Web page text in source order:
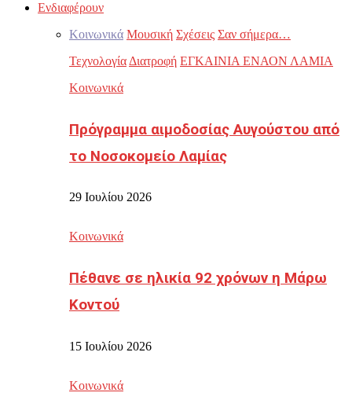
Ενδιαφέρουν
Κοινωνικά Μουσική Σχέσεις Σαν σήμερα…
Τεχνολογία Διατροφή ΕΓΚΑΙΝΙΑ ΕΝΑΟΝ ΛΑΜΙΑ
Κοινωνικά
Πρόγραμμα αιμοδοσίας Αυγούστου από
το Νοσοκομείο Λαμίας
29 Ιουλίου 2026
Κοινωνικά
Πέθανε σε ηλικία 92 χρόνων η Μάρω
Κοντού
15 Ιουλίου 2026
Κοινωνικά